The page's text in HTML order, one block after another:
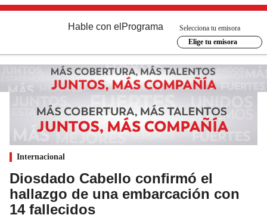
Hable con el Programa
Selecciona tu emisora
Elige tu emisora
Internacional
Diosdado Cabello confirmó el
hallazgo de una embarcación con
14 fallecidos